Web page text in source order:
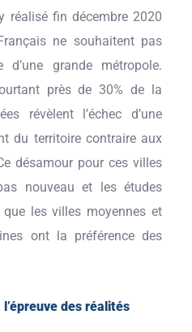
réalisé fin décembre 2020
ne souhaitent pas
grande métropole.
près de 30% de la
révèlent l’échec d’une
du territoire contraire aux
désamour pour ces villes
nouveau et les études
les villes moyennes et
ont la préférence des
des réalités